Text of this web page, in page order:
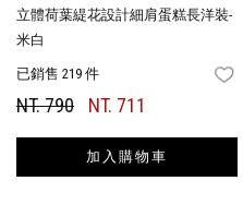
立體荷葉緹花設計細肩蛋糕長洋裝-
米白
已銷售 219 件
NT. 790 NT. 711
加入購物車